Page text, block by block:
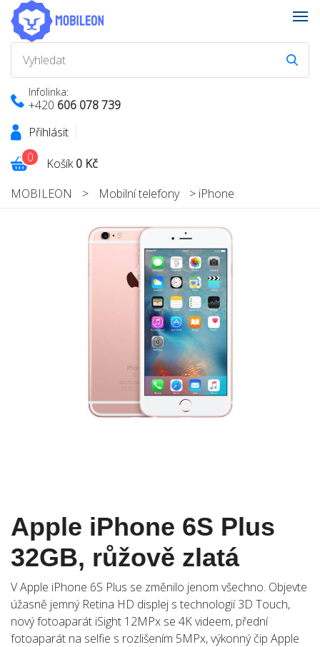
Infolinka:
+420 606 078 739
Přihlásit
Košík0 Kč
0
MOBILEON > Mobilní telefony > iPhone
Apple iPhone 6S Plus
32GB, růžově zlatá
V Apple iPhone 6S Plus se změnilo jenom všechno. Objevte
úžasně jemný Retina HD displej s technologií 3D Touch,
nový fotoaparát iSight 12MPx se 4K videem, přední
fotoaparát na selfie s rozlišením 5MPx, výkonný čip Apple